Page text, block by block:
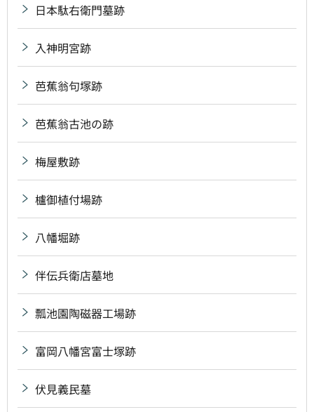
日本駄右衛門墓跡
入神明宮跡
芭蕉翁句塚跡
芭蕉翁古池の跡
梅屋敷跡
櫨御植付場跡
八幡堀跡
伴伝兵衛店墓地
瓢池園陶磁器工場跡
富岡八幡宮富士塚跡
伏見義民墓